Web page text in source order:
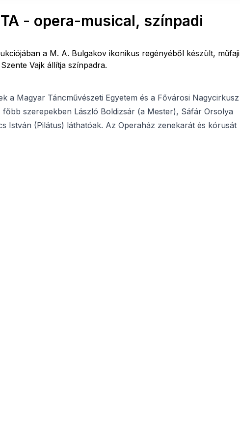
- opera-musical, színpadi
a M. A. Bulgakov ikonikus regényéből készült, műfaji
Vajk állítja színpadra.
a Magyar Táncművészeti Egyetem és a Fővárosi Nagycirkusz
szerepekben László Boldizsár (a Mester), Sáfár Orsolya
István (Pilátus) láthatóak. Az Operaház zenekarát és kórusát